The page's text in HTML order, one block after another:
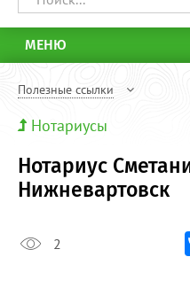
МЕНЮ
Полезные ссылки
Нотариусы
Нотариус
Нижневартовск
2